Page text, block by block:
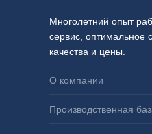
Многолетний опыт
сервис, оптимальное
качества и цены.
О компании
Производственная